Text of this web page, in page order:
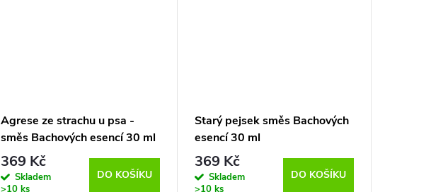
Agrese ze strachu u psa -
směs Bachových esencí 30 ml
369 Kč
Skladem
>10 ks
DO KOŠÍKU
Starý pejsek směs Bachových
esencí 30 ml
369 Kč
Skladem
>10 ks
DO KOŠÍKU